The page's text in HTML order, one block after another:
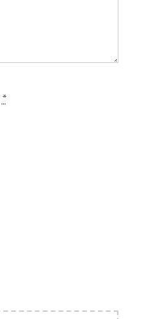
*